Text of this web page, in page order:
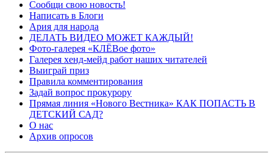
Сообщи свою новость!
Написать в Блоги
Ария для народа
ДЕЛАТЬ ВИДЕО МОЖЕТ КАЖДЫЙ!
Фото-галерея «КЛЁВое фото»
Галерея хенд-мейд работ наших читателей
Выиграй приз
Правила комментирования
Задай вопрос прокурору
Прямая линия «Нового Вестника» КАК ПОПАСТЬ В
ДЕТСКИЙ САД?
О нас
Архив опросов